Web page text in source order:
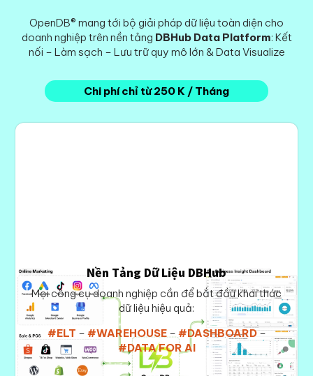
OpenDB® mang tới bộ giải pháp dữ liệu toàn diện cho
doanh nghiệp trên nền tảng DBHub Data Platform: Kết
nối – Làm sạch – Lưu trữ quy mô lớn & Data Visualize
Chi phí chỉ từ 250 K / Tháng
Nền Tảng Dữ Liệu DBHub
Mọi công cụ doanh nghiệp cần để bắt đầu khai thác
dữ liệu hiệu quả:
#ELT – #WAREHOUSE–#DASHBOARD–
#DATA FOR AI